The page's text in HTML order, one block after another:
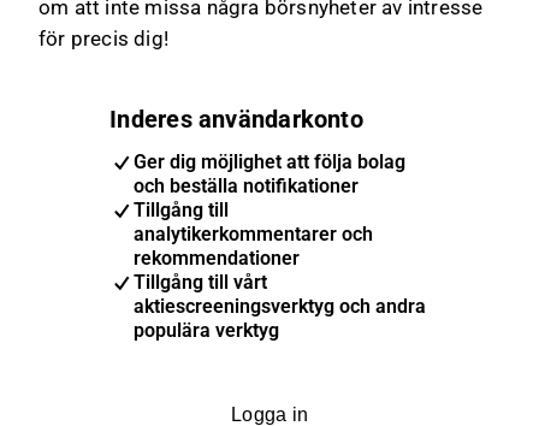
om att inte missa några börsnyheter av intresse
för precis dig!
Inderes användarkonto
Ger dig möjlighet att följa bolag
och beställa notifikationer
Tillgång till
analytikerkommentarer och
rekommendationer
Tillgång till vårt
aktiescreeningsverktyg och andra
populära verktyg
Logga in